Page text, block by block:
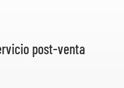
post-venta